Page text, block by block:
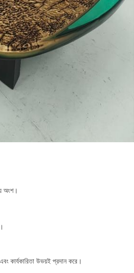
অংশ।
কার্যকারিতা উভয়ই প্রদান করে।